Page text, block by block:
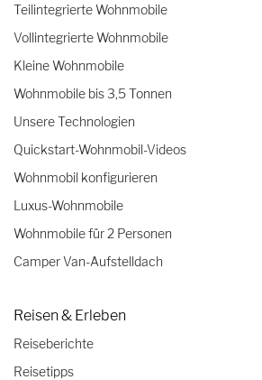
Teilintegrierte Wohnmobile
Vollintegrierte Wohnmobile
Kleine Wohnmobile
Wohnmobile bis 3,5 Tonnen
Unsere Technologien
Quickstart-Wohnmobil-Videos
Wohnmobil konfigurieren
Luxus-Wohnmobile
Wohnmobile für 2 Personen
Camper Van-Aufstelldach
Reisen & Erleben
Reiseberichte
Reisetipps